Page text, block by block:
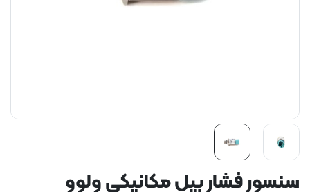
سنسور فشار بیل مکانیکی ولوو